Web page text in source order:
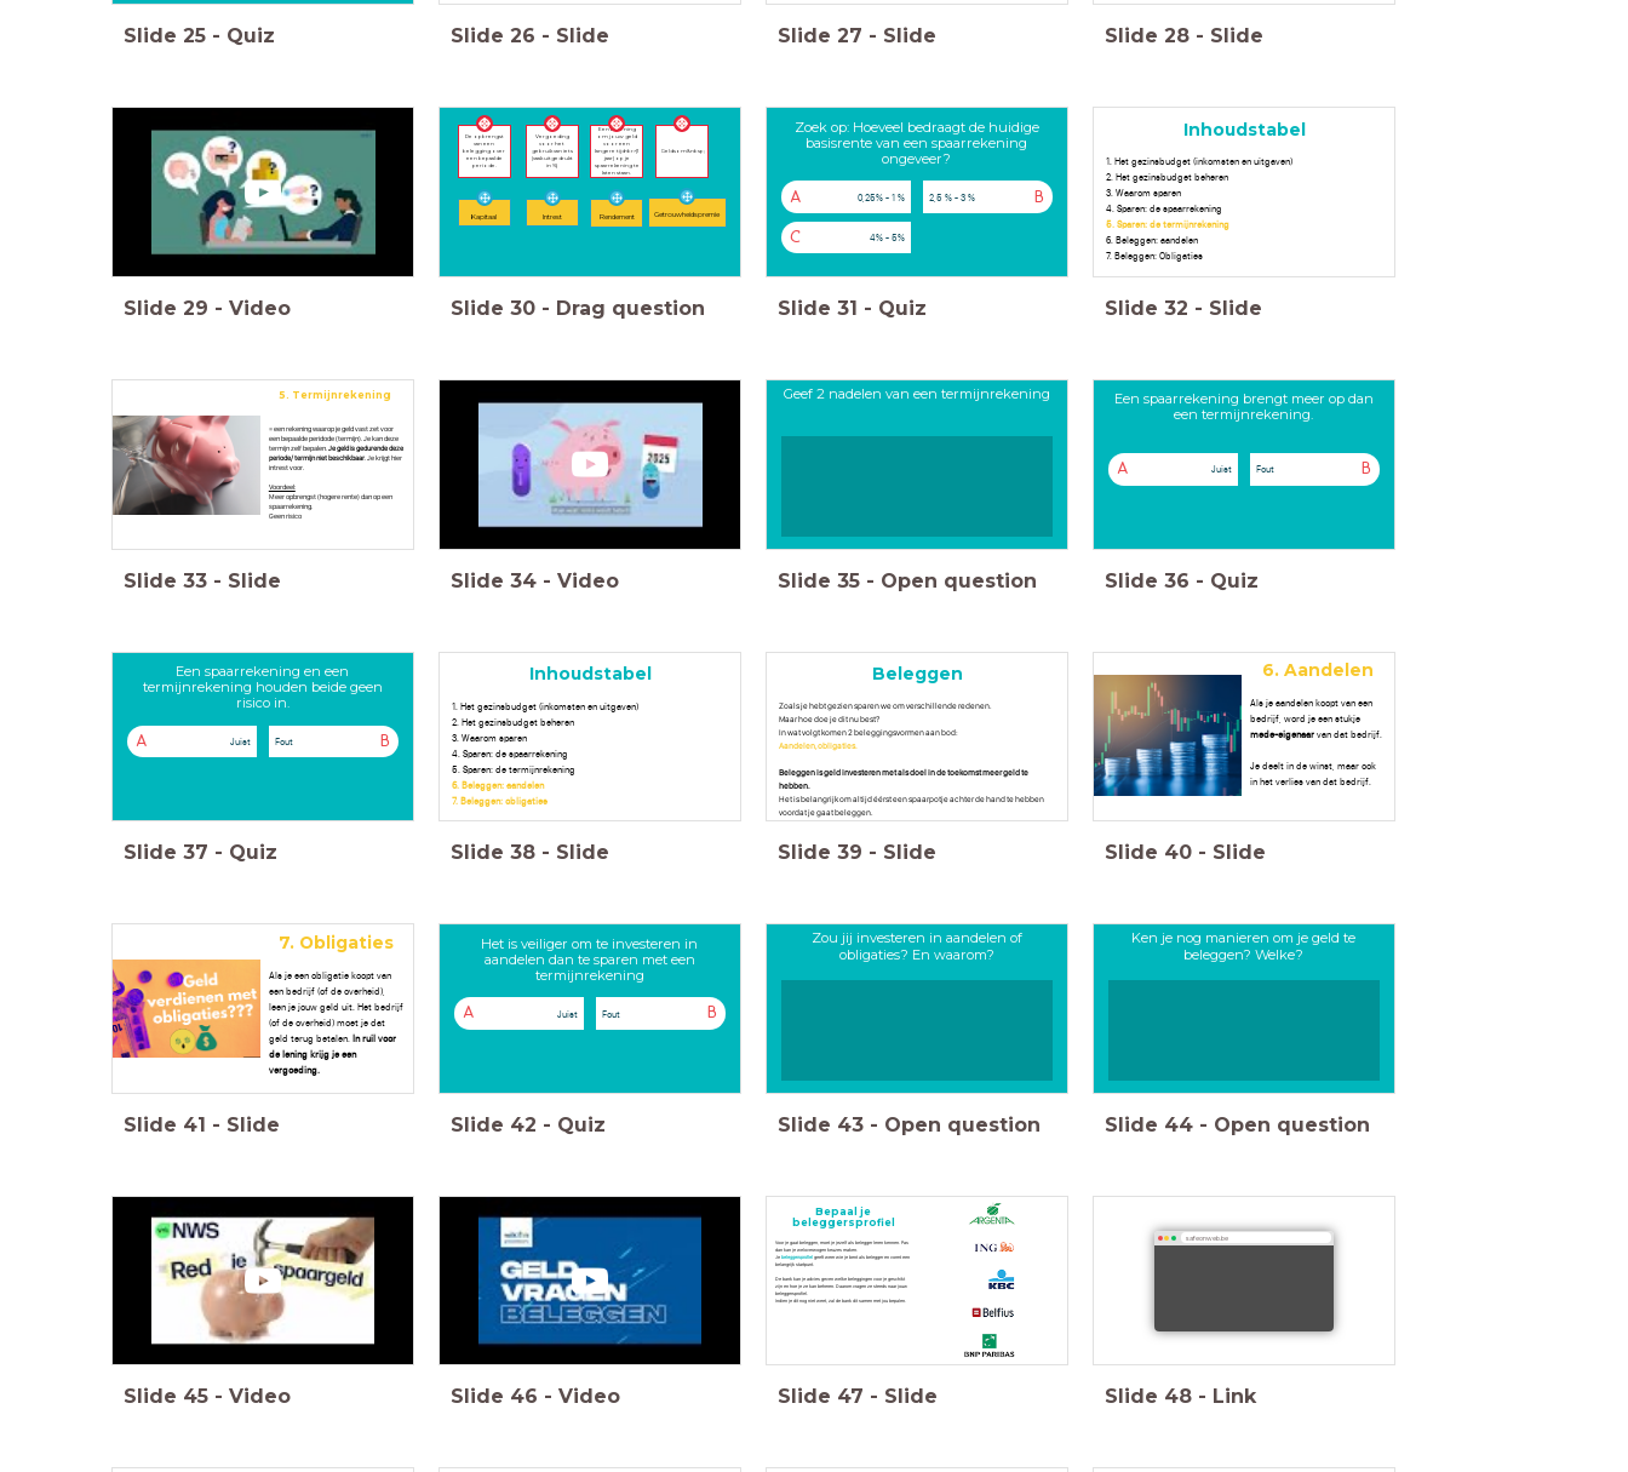
Slide 25 - Quiz Slide 26 - Slide Slide 27 - Slide Slide 28 - Slide
Slide 29 - Video
De opbrengst
van een
belegging over
een bepaalde
periode.
Vergoeding
voor het
gebruik van iets
(vaak uitgedrukt
in %)
Een beloning
om jouw geld
voor een
langere tijd<br>(1
jaar) op je
spaarrekening te
laten staan.
Geldsom&nbsp;
Kapitaal Intrest Rendement Getrouwheidspremie
Slide 30 - Drag question
Zoek op: Hoeveel bedraagt de huidige
basisrente van een spaarrekening
ongeveer?
A 0,25% - 1 % B
2,5 % - 3 %
C 4% - 5%
Slide 31 - Quiz
Inhoudstabel
1. Het gezinsbudget (inkomsten en uitgaven)
2. Het gezinsbudget beheren
3. Waarom sparen
4. Sparen: de spaarrekening
5. Sparen: de termijnrekening
6. Beleggen: aandelen
7. Beleggen: Obligaties
Slide 32 - Slide
5. Termijnrekening
= een rekening waarop je geld vast zet voor
een bepaalde peridode (termijn). Je kan deze
termijn zelf bepalen. Je geld is gedurende deze
periode/ termijn niet beschikbaar. Je krijgt hier
intrest voor.
Voordeel:
Meer opbrengst (hogere rente) dan op een
spaarrekening.
Geen risico
Slide 33 - Slide Slide 34 - Video
Geef 2 nadelen van een termijnrekening
Slide 35 - Open question
Een spaarrekening brengt meer op dan
een termijnrekening.
A Juist B
Fout
Slide 36 - Quiz
Een spaarrekening en een
termijnrekening houden beide geen
risico in.
A Juist B
Fout
Slide 37 - Quiz
Inhoudstabel
1. Het gezinsbudget (inkomsten en uitgaven)
2. Het gezinsbudget beheren
3. Waarom sparen
4. Sparen: de spaarrekening
5. Sparen: de termijnrekening
6. Beleggen: aandelen
7. Beleggen: obligaties
Slide 38 - Slide
Beleggen
Zoals je hebt gezien sparen we om verschillende redenen.
Maar hoe doe je dit nu best?
In wat volgt komen 2 beleggingsvormen aan bod:
Aandelen, obligaties.
Beleggen is geld investeren met als doel in de toekomst meer geld te
hebben.
Het is belangrijk om altijd éérst een spaarpotje achter de hand te hebben
voordat je gaat beleggen.
Slide 39 - Slide
6. Aandelen
Als je aandelen koopt van een
bedrijf, word je een stukje
mede-eigenaar van dat bedrijf.
Je deelt in de winst, maar ook
in het verlies van dat bedrijf.
Slide 40 - Slide
7. Obligaties
Als je een obligatie koopt van
een bedrijf (of de overheid),
leen je jouw geld uit. Het bedrijf
(of de overheid) moet je dat
geld terug betalen. In ruil voor
de lening krijg je een
vergoeding.
Slide 41 - Slide
Het is veiliger om te investeren in
aandelen dan te sparen met een
termijnrekening
A Juist B
Fout
Slide 42 - Quiz
Zou jij investeren in aandelen of
obligaties? En waarom?
Slide 43 - Open question
Ken je nog manieren om je geld te
beleggen? Welke?
Slide 44 - Open question
Slide 45 - Video Slide 46 - Video
Bepaal je
beleggersprofiel
Voor je gaat beleggen, moet je jezelf als belegger leren kennen. Pas
dan kan je weloverwogen keuzes maken.
Jebeleggersprofiel geeft weer wie je bent als belegger en vormt een
belangrijk startpunt.
De bank kan je advies geven welke beleggingen voor je geschikt
zijn en hoe je ze kan beheren. Daarom vragen ze steeds naar jouw
beleggersprofiel.
Indien je dit nog niet weet, zal de bank dit samen met jou bepalen.
Slide 47 - Slide
safeonweb.be
Slide 48 - Link